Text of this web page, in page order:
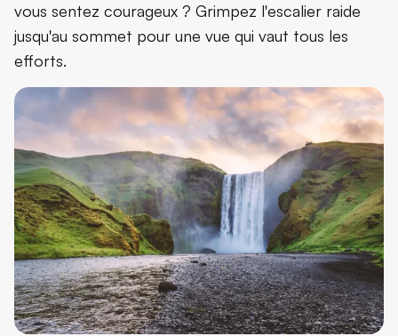
vous sentez courageux ? Grimpez l'escalier raide
jusqu'au sommet pour une vue qui vaut tous les
efforts.